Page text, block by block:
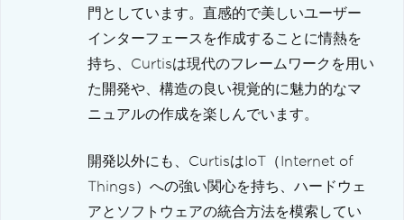
門としています。直感的で美しいユーザー
インターフェースを作成することに情熱を
持ち、Curtisは現代のフレームワークを用い
た開発や、構造の良い視覚的に魅力的なマ
ニュアルの作成を楽しんでいます。
開発以外にも、CurtisはIoT（Internet of
Things）への強い関心を持ち、ハードウェ
アとソフトウェアの統合方法を模索してい